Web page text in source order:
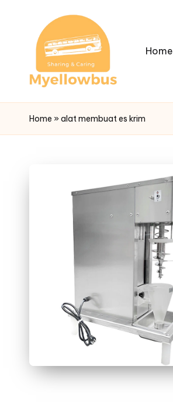
Home
Home »alat membuat es krim